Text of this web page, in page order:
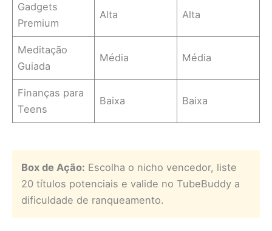
Gadgets
Premium
Alta Alta
Meditação
Guiada
Média Média
Finanças para
Teens
Baixa Baixa
Box de Ação: Escolha o nicho vencedor, liste
20 títulos potenciais e valide no TubeBuddy a
dificuldade de ranqueamento.